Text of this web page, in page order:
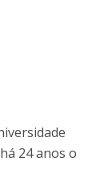
24 anos o